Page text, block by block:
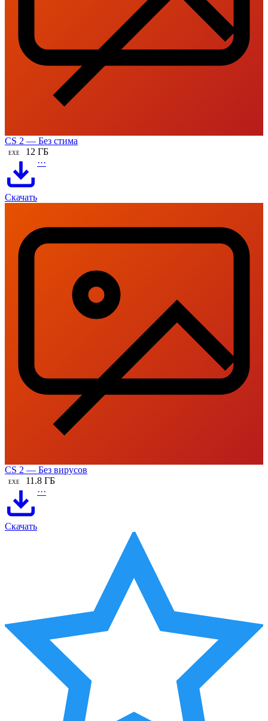
CS 2 — Без стима
EXE 12 ГБ
Скачать
···
CS 2 — Без вирусов
EXE 11.8 ГБ
Скачать
···